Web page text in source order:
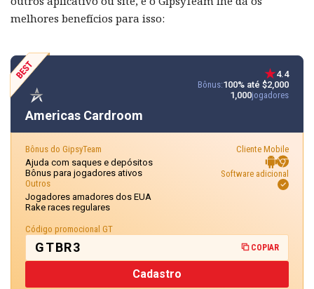
melhores benefícios para isso:
Americas Cardroom
4.4
Bônus:100% até $2,000
1,000jogadores
Bônus do GipsyTeam
Ajuda com saques e depósitos
Bônus para jogadores ativos
Outros
Jogadores amadores dos EUA
Rake races regulares
Cliente Mobile
Software adicional
Código promocional GT
GTBR3 COPIAR
Cadastro